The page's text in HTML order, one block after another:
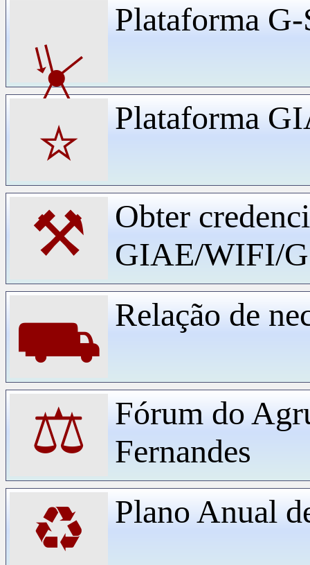
⏧
Plataforma
⭐ Plataforma
⚒
Obter
GIAE/WIFI/
⛟ Relação de
⚖
Fórum do
Fernandes
♻ Plano Anual